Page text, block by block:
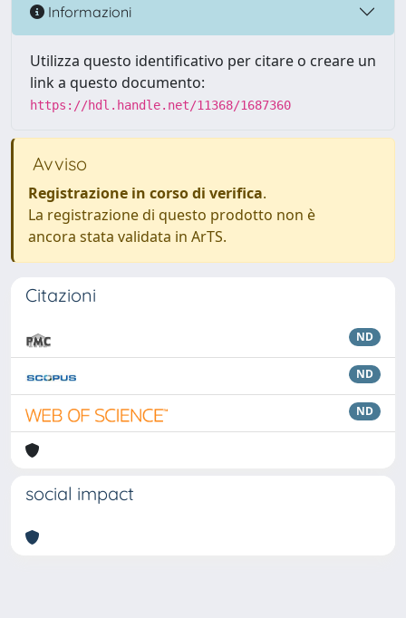
Informazioni
Utilizza questo identificativo per citare o creare un
link a questo documento:
https://hdl.handle.net/11368/1687360
Avviso
Registrazione in corso di verifica.
La registrazione di questo prodotto non è
ancora stata validata in ArTS.
Citazioni
ND
ND
ND
social impact